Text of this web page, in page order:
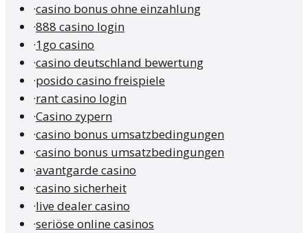
·casino bonus ohne einzahlung
·888 casino login
·1go casino
·casino deutschland bewertung
·posido casino freispiele
·rant casino login
·Casino zypern
·casino bonus umsatzbedingungen
·casino bonus umsatzbedingungen
·avantgarde casino
·casino sicherheit
·live dealer casino
·seriöse online casinos